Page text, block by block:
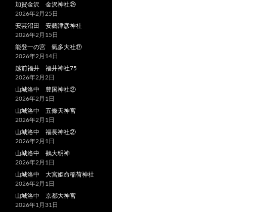
加賀金沢 金沢神社㉔
2026年2月25日
安芸沼田 安藝津彦神社
2026年2月15日
能登一の宮 氣多大社⑰
2026年2月14日
越前福井 福井神社75
2026年2月2日
山城洛中 豊国神社②
2026年2月1日
山城洛中 五條天神宮
2026年2月1日
山城洛中 福長神社②
2026年2月1日
山城洛中 鵺大明神
2026年2月1日
山城洛中 大宮姫命稲荷神社
2026年2月1日
山城洛中 京都大神宮
2026年1月31日